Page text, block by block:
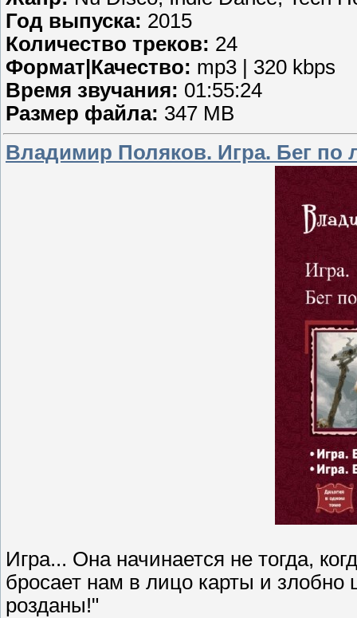
Год выпуска: 2015
Количество треков: 24
Формат|Качество: mp3 | 320 kbps
Время звучания: 01:55:24
Размер файла: 347 MB
Владимир Поляков. Игра. Бег по
Игра... Она начинается не тогда,
бросает нам в лицо карты и злобно
розданы!"